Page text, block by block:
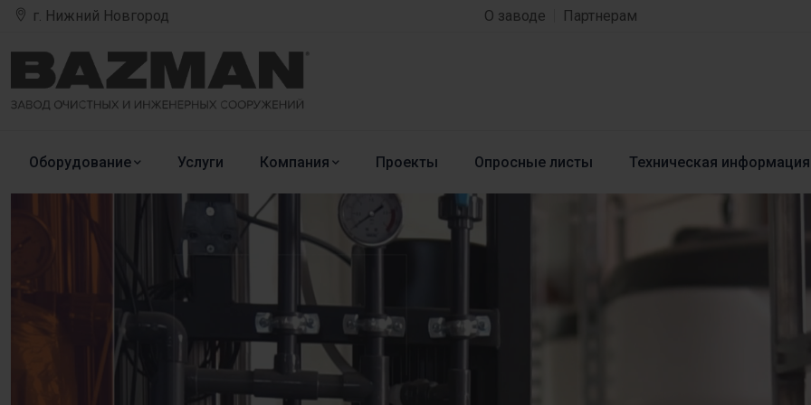
г. Нижний Новгород О заводе Партнерам
Оборудование Услуги Компания Проекты Опросные листы Техническая информация